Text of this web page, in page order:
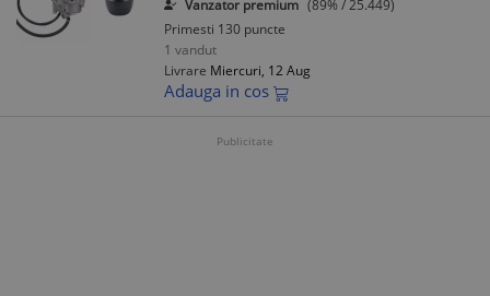
Vanzator premium (89% / 25.449)
Primesti 130 puncte
1 vandut
Livrare Miercuri, 12 Aug
Adauga in cos
Publicitate